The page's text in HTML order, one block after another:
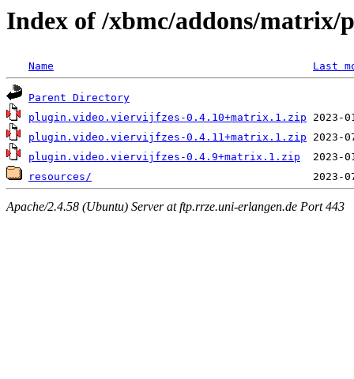
Index of /xbmc/addons/matrix/
Name Last
Parent Directory
plugin.video.viervijfzes-0.4.10+matrix.1.zip
plugin.video.viervijfzes-0.4.11+matrix.1.zip
plugin.video.viervijfzes-0.4.9+matrix.1.zip
resources/
Apache/2.4.58 (Ubuntu) Server at ftp.rrze.uni-erlangen.de Port 443